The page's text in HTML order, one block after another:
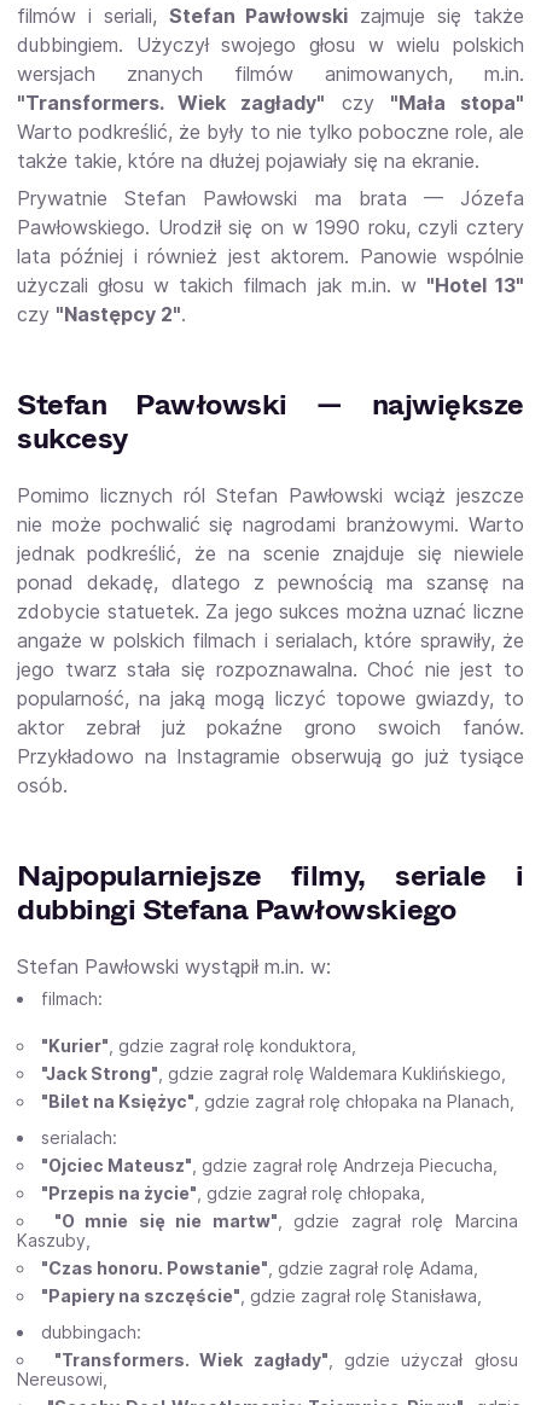
filmów i seriali, Stefan Pawłowski zajmuje się także
dubbingiem. Użyczył swojego głosu w wielu polskich
wersjach znanych filmów animowanych, m.in.
"Transformers. Wiek zagłady" czy "Mała stopa"
Warto podkreślić, że były to nie tylko poboczne role, ale
także takie, które na dłużej pojawiały się na ekranie.
Prywatnie Stefan Pawłowski ma brata — Józefa
Pawłowskiego. Urodził się on w 1990 roku, czyli cztery
lata później i również jest aktorem. Panowie wspólnie
użyczali głosu w takich filmach jak m.in. w "Hotel 13"
czy "Następcy 2".
Stefan Pawłowski — największe
sukcesy
Pomimo licznych ról Stefan Pawłowski wciąż jeszcze
nie może pochwalić się nagrodami branżowymi. Warto
jednak podkreślić, że na scenie znajduje się niewiele
ponad dekadę, dlatego z pewnością ma szansę na
zdobycie statuetek. Za jego sukces można uznać liczne
angaże w polskich filmach i serialach, które sprawiły, że
jego twarz stała się rozpoznawalna. Choć nie jest to
popularność, na jaką mogą liczyć topowe gwiazdy, to
aktor zebrał już pokaźne grono swoich fanów.
Przykładowo na Instagramie obserwują go już tysiące
osób.
Najpopularniejsze filmy, seriale i
dubbingi Stefana Pawłowskiego
Stefan Pawłowski wystąpił m.in. w:
filmach:
"Kurier" , gdzie zagrał rolę konduktora,
"Jack Strong" , gdzie zagrał rolę Waldemara Kuklińskiego,
"Bilet na Księżyc" , gdzie zagrał rolę chłopaka na Planach,
serialach:
"Ojciec Mateusz" , gdzie zagrał rolę Andrzeja Piecucha,
"Przepis na życie" , gdzie zagrał rolę chłopaka,
"O mnie się nie martw" , gdzie zagrał rolę Marcina
Kaszuby,
"Czas honoru. Powstanie" , gdzie zagrał rolę Adama,
"Papiery na szczęście" , gdzie zagrał rolę Stanisława,
dubbingach:
"Transformers. Wiek zagłady" , gdzie użyczał głosu
Nereusowi,